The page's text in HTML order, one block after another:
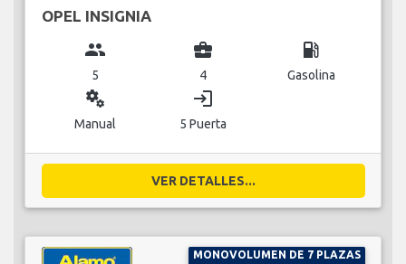
OPEL INSIGNIA
group
5
business_center
4
local_gas_station
Gasolina
miscellaneous_services
Manual
login
5 Puerta
VER DETALLES...
MONOVOLUMEN DE 7 PLAZAS